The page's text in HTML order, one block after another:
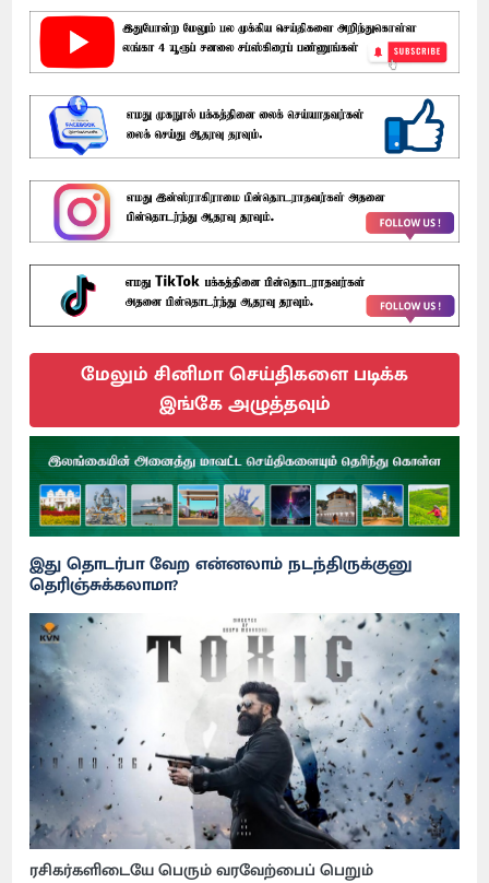
மேலும் சினிமா செய்திகளை படிக்க
இங்கே அழுத்தவும்
இது தொடர்பா வேற என்னலாம் நடந்திருக்குனு
தெரிஞ்சுக்கலாமா?
ரசிகர்களிடையே பெரும் வரவேற்பைப் பெறும்